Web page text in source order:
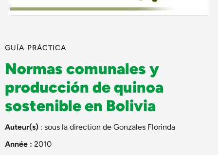
GUÍA PRÁCTICA
Normas comunales y
producción de quinoa
sostenible en Bolivia
Auteur(s) : sous la direction de Gonzales Florinda
Année : 2010